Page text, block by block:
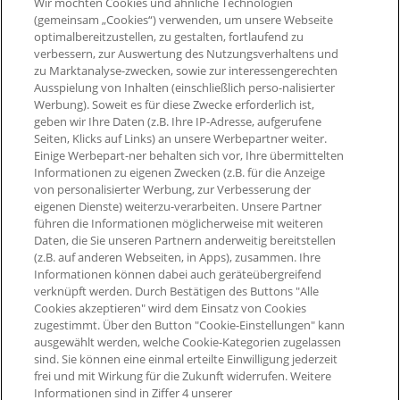
Ausgenommen von der Bepunktung sind:
- Stornierte Bestellungen
(gemeinsam „Cookies“) verwenden, um unsere Webseite
optimalbereitzustellen, zu gestalten, fortlaufend zu
verbessern, zur Auswertung des Nutzungsverhaltens und
zu Marktanalyse-zwecken, sowie zur interessengerechten
Ausspielung von Inhalten (einschließlich perso-nalisierter
Werbung). Soweit es für diese Zwecke erforderlich ist,
geben wir Ihre Daten (z.B. Ihre IP-Adresse, aufgerufene
Seiten, Klicks auf Links) an unsere Werbepartner weiter.
Einige Werbepart-ner behalten sich vor, Ihre übermittelten
Informationen zu eigenen Zwecken (z.B. für die Anzeige
von personalisierter Werbung, zur Verbesserung der
eigenen Dienste) weiterzu-verarbeiten. Unsere Partner
führen die Informationen möglicherweise mit weiteren
Daten, die Sie unseren Partnern anderweitig bereitstellen
(z.B. auf anderen Webseiten, in Apps), zusammen. Ihre
Informationen können dabei auch geräteübergreifend
verknüpft werden. Durch Bestätigen des Buttons "Alle
Cookies akzeptieren" wird dem Einsatz von Cookies
zugestimmt. Über den Button "Cookie-Einstellungen" kann
ausgewählt werden, welche Cookie-Kategorien zugelassen
sind. Sie können eine einmal erteilte Einwilligung jederzeit
frei und mit Wirkung für die Zukunft widerrufen. Weitere
Informationen sind in Ziffer 4 unserer